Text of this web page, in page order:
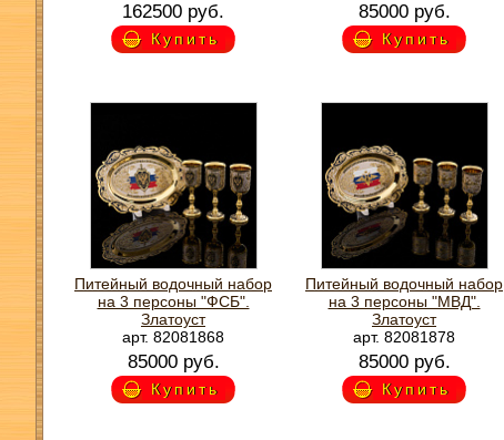
162500 руб.
Купить
85000 руб.
Купить
Питейный водочный набор
на 3 персоны "ФСБ".
Златоуст
арт. 82081868
85000 руб.
Купить
Питейный водочный набор
на 3 персоны "МВД".
Златоуст
арт. 82081878
85000 руб.
Купить